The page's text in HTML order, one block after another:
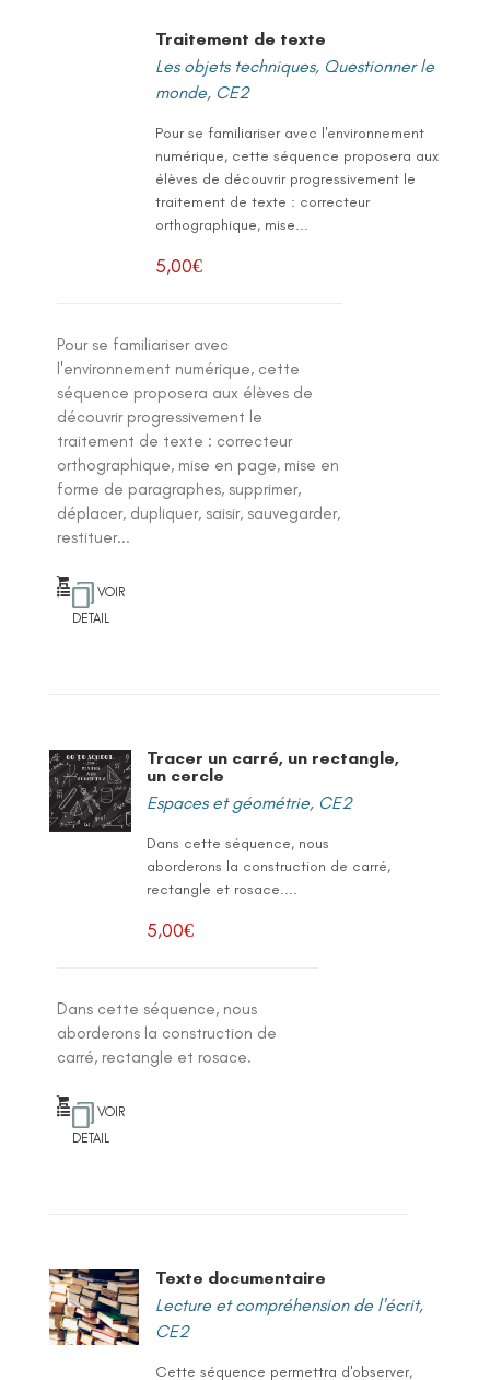
Traitement de texte
Les objets techniques, Questionner le
monde, CE2
Pour se familiariser avec l'environnement
numérique, cette séquence proposera aux
élèves de découvrir progressivement le
traitement de texte : correcteur
orthographique, mise...
5,00€
Pour se familiariser avec
l'environnement numérique, cette
séquence proposera aux élèves de
découvrir progressivement le
traitement de texte : correcteur
orthographique, mise en page, mise en
forme de paragraphes, supprimer,
déplacer, dupliquer, saisir, sauvegarder,
restituer...
VOIR
DETAIL
Tracer un carré, un rectangle,
un cercle
Espaces et géométrie, CE2
Dans cette séquence, nous
aborderons la construction de carré,
rectangle et rosace....
5,00€
Dans cette séquence, nous
aborderons la construction de
carré, rectangle et rosace.
VOIR
DETAIL
Texte documentaire
Lecture et compréhension de l'écrit,
CE2
Cette séquence permettra d'observer,